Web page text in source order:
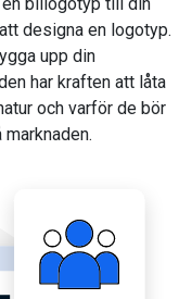
designa en logotyp.
upp din
har kraften att låta
och varför de bör